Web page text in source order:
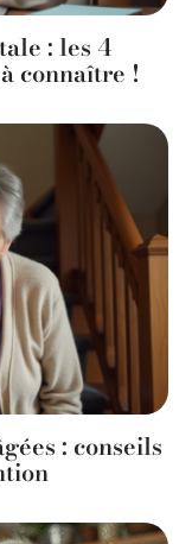
: les 4
connaître !
: conseils